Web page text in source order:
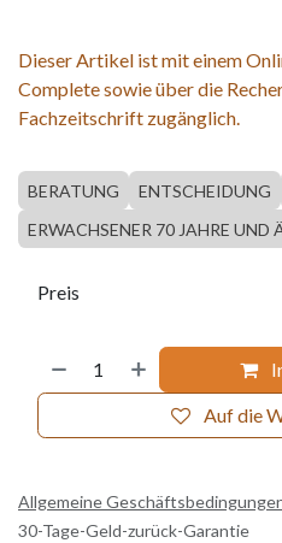
Dieser Artikel ist mit einem
Complete sowie über die
Fachzeitschrift zugänglich.
BERATUNG ENTSCHEIDUNG
ERWACHSENER 70 JAHRE UND
Auf die
Preis
Allgemeine
30-Tage-Geld-zurück-Garantie